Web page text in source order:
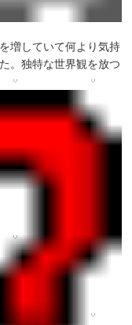
増していて何より気持
。独特な世界観を放つ